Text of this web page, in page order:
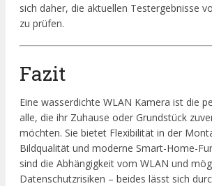
sich daher, die aktuellen Testergebnisse
zu prüfen.
Fazit
Eine wasserdichte WLAN Kamera ist die
alle, die ihr Zuhause oder Grundstück
möchten. Sie bietet Flexibilität in der
Bildqualität und moderne Smart-Home-
sind die Abhängigkeit vom WLAN und
Datenschutzrisiken – beides lässt sich